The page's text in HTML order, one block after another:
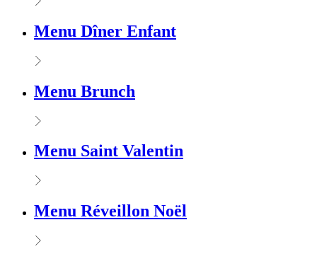
Menu Dîner Enfant
Menu Brunch
Menu Saint Valentin
Menu Réveillon Noël